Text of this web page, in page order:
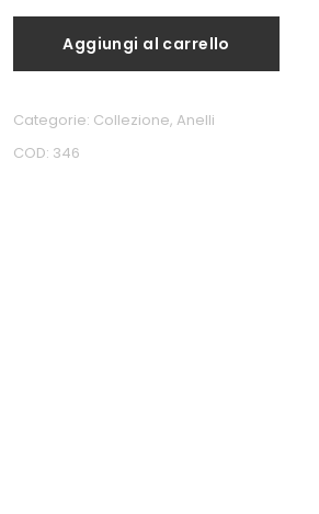
Aggiungi al carrello
COD: 346
Categorie: Collezione,Anelli